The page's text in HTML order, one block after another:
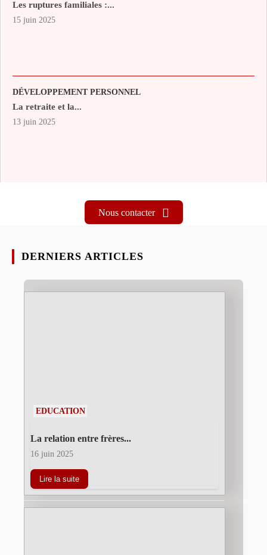
Les ruptures familiales :...
15 juin 2025
DÉVELOPPEMENT PERSONNEL
La retraite et la...
13 juin 2025
Nous contacter
DERNIERS ARTICLES
EDUCATION
La relation entre frères...
16 juin 2025
Lire la suite